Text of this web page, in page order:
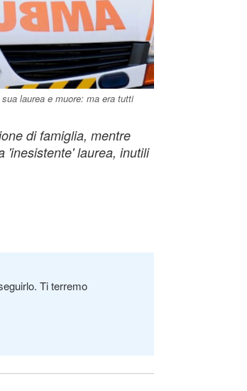
laurea e muore: ma era tutti
di famiglia, mentre
'inesistente' laurea, inutili
Ti terremo